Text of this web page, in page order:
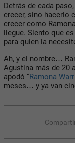
Detrás de cada
crecer, sino hacerlo
crecer como
llegue. Siento que
para quien la
Ah, y el nombre…
Agustina más de 20
apodó “Ramona
meses… y ya van